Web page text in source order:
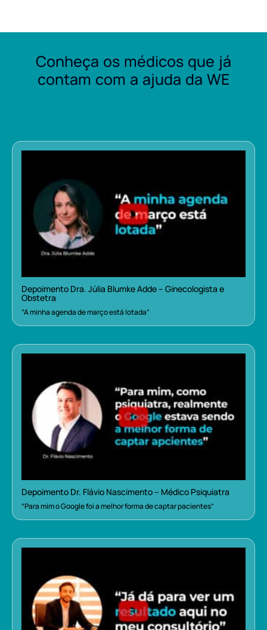
Conheça os médicos que já
contam com a ajuda da WE
Depoimento Dra. Júlia Blumke Adde – Ginecologista e
Obstetra
“A minha agenda de março está lotada”
Depoimento Dr. Flávio Nascimento – Médico Psiquiatra
“Para mim o Google foi a melhor forma de captar pacientes”